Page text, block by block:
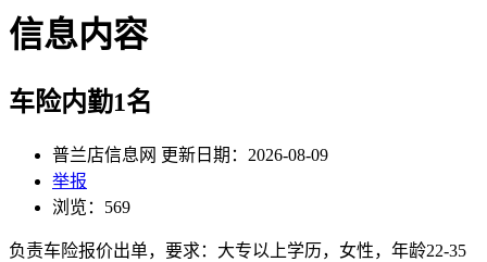
信息内容
车险内勤1名
普兰店信息网 更新日期：2026-08-09
举报
浏览：569
负责车险报价出单，要求：大专以上学历，女性，年龄22-35